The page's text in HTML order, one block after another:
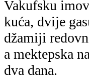
Vakufsku
kuća, dvije
džamiji
a mektepska
dva dana.